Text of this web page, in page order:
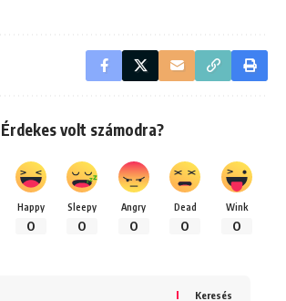
Érdekes volt számodra?
Happy
0
Sleepy
0
Angry
0
Dead
0
Wink
0
Keresés